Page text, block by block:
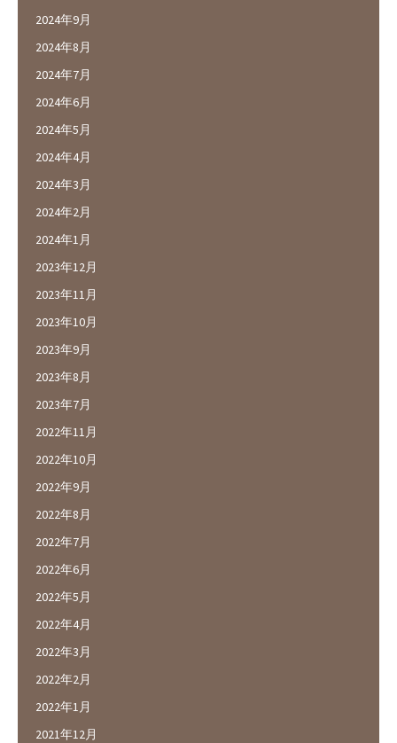
2024年9月
2024年8月
2024年7月
2024年6月
2024年5月
2024年4月
2024年3月
2024年2月
2024年1月
2023年12月
2023年11月
2023年10月
2023年9月
2023年8月
2023年7月
2022年11月
2022年10月
2022年9月
2022年8月
2022年7月
2022年6月
2022年5月
2022年4月
2022年3月
2022年2月
2022年1月
2021年12月